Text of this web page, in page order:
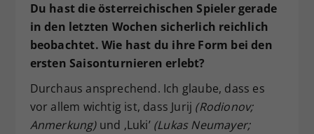
Du hast die österreichischen Spieler gerade
in den letzten Wochen sicherlich reichlich
beobachtet. Wie hast du ihre Form bei den
ersten Saisonturnieren erlebt?
Durchaus ansprechend. Ich glaube, dass es
vor allem wichtig ist, dass Jurij (Rodionov;
Anmerkung)und ‚Luki’ (Lukas Neumayer;